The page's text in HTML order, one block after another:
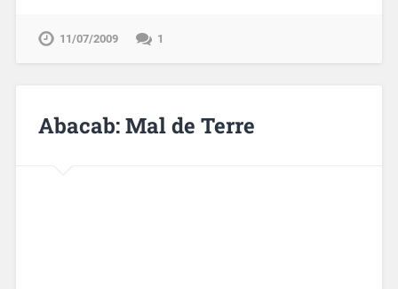
11/07/2009 1
Abacab: Mal de Terre